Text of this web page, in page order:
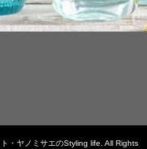
・ヤノミサエのStyling life. All Rights